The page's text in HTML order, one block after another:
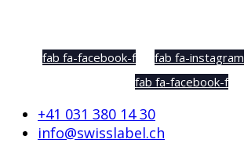
fab fa-facebook-f fab fa-instagram
fab fa-facebook-f
+41 031 380 14 30
info@swisslabel.ch